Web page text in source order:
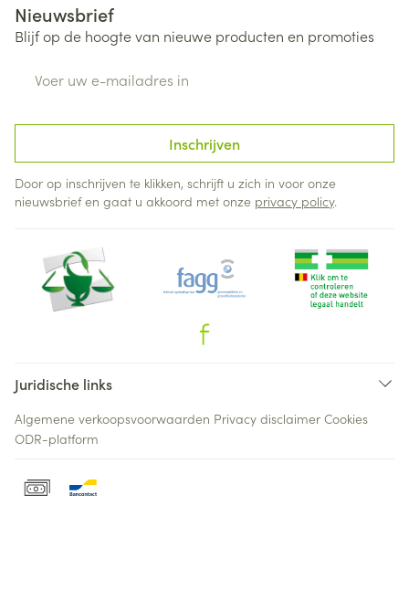
Nieuwsbrief
Blijf op de hoogte van nieuwe producten en promoties
Inschrijven
Door op inschrijven te klikken, schrijft u zich in voor onze
nieuwsbrief en gaat u akkoord met onze privacy policy.
Juridische links
Algemene verkoopsvoorwaarden Privacy disclaimer Cookies
ODR-platform